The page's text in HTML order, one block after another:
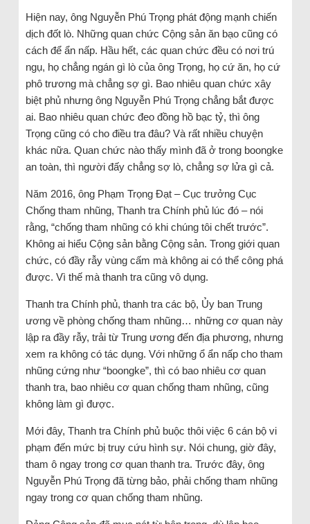
Hiện nay, ông Nguyễn Phú Trọng phát động mạnh chiến
dịch đốt lò. Những quan chức Cộng sản ăn bạo cũng có
cách để ẩn nấp. Hầu hết, các quan chức đều có nơi trú
ngụ, họ chẳng ngán gì lò của ông Trọng, họ cứ ăn, họ cứ
phô trương mà chẳng sợ gì. Bao nhiêu quan chức xây
biệt phủ nhưng ông Nguyễn Phú Trọng chẳng bắt được
ai. Bao nhiêu quan chức đeo đồng hồ bạc tỷ, thì ông
Trọng cũng có cho điều tra đâu? Và rất nhiều chuyện
khác nữa. Quan chức nào thấy mình đã ở trong boongke
an toàn, thì người đấy chẳng sợ lò, chẳng sợ lửa gì cả.
Năm 2016, ông Phạm Trọng Đạt – Cục trưởng Cục
Chống tham nhũng, Thanh tra Chính phủ lúc đó – nói
rằng, “chống tham nhũng có khi chúng tôi chết trước”.
Không ai hiểu Cộng sản bằng Cộng sản. Trong giới quan
chức, có đầy rẫy vùng cấm mà không ai có thể công phá
được. Vì thế mà thanh tra cũng vô dụng.
Thanh tra Chính phủ, thanh tra các bộ, Ủy ban Trung
ương về phòng chống tham nhũng… những cơ quan này
lập ra đầy rẫy, trải từ Trung ương đến địa phương, nhưng
xem ra không có tác dụng. Với những ổ ẩn nấp cho tham
nhũng cứng như “boongke”, thì có bao nhiêu cơ quan
thanh tra, bao nhiêu cơ quan chống tham nhũng, cũng
không làm gì được.
Mới đây, Thanh tra Chính phủ buộc thôi việc 6 cán bộ vi
phạm đến mức bị truy cứu hình sự. Nói chung, giờ đây,
tham ô ngay trong cơ quan thanh tra. Trước đây, ông
Nguyễn Phú Trọng đã từng bảo, phải chống tham nhũng
ngay trong cơ quan chống tham nhũng.